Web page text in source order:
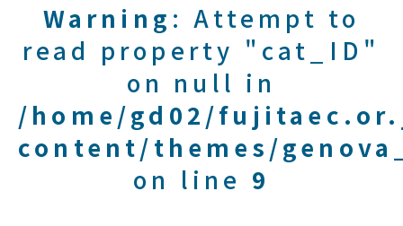
Warning : Attempt to
read property "cat_ID"
on null in
/home/gd02/
content/themes/
on line 9